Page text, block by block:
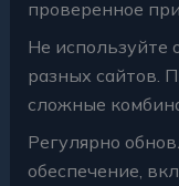
проверенное
Не используйте
разных сайтов.
сложные
Регулярно
обеспечение,